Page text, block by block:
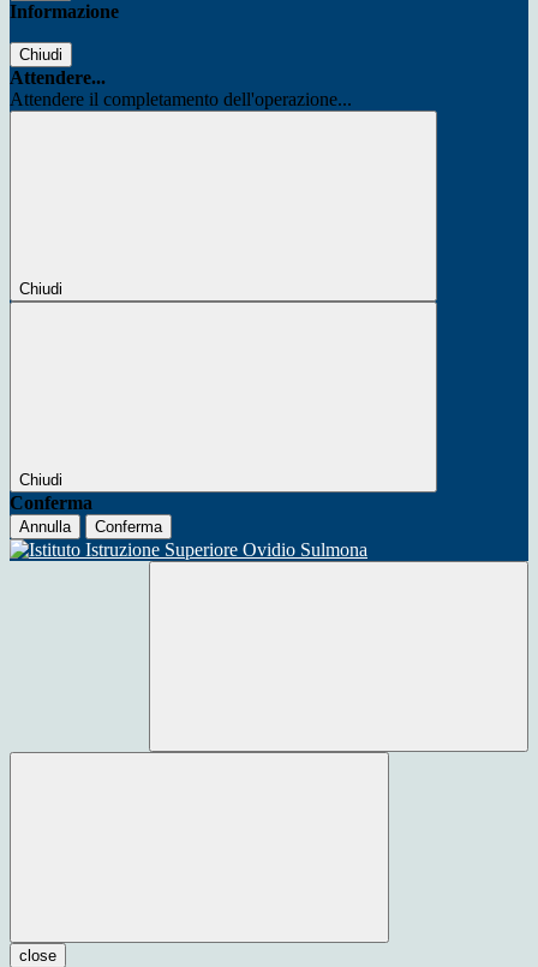
Informazione
Chiudi
Attendere...
Attendere il completamento dell'operazione...
Chiudi
Chiudi
Conferma
Annulla Conferma
close